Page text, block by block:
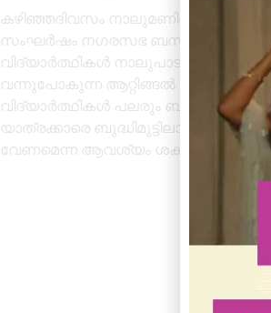
കഴിഞ്ഞദിവസം നാലുമണിയോടു
സംഘർഷം നഗരസഭ ബസ് സ്റ്റാൻഡിൽ
വിദ്യാർത്ഥികൾ നാലുപാടും
വന്നുപോകുന്ന ആറ്റിങ്ങൽ നഗരസഭ
വിദ്യാർത്ഥികൾ പലരും ബസ്സിനു
യാത്രക്കാരെ ബുദ്ധിമുട്ടിലാക്കും.
വേണമെന്ന ആവശ്യം ശക്തമാണ്.